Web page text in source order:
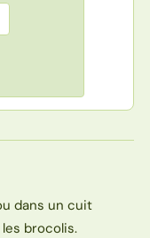
dans un cuit
les brocolis.